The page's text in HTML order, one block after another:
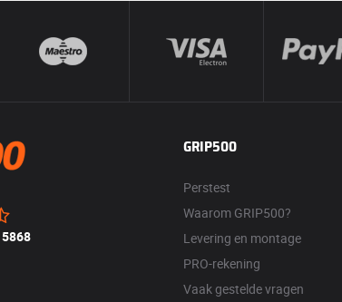
5868
GRIP500
Perstest
Waarom GRIP500?
Levering en montage
PRO-rekening
Vaak gestelde vragen